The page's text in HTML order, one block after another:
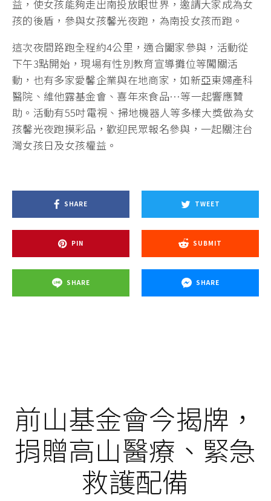
益，使女孩能夠走出南投放眼世界，邀請大家成為女
孩的後盾，參與女孩馨光夜跑，為南投女孩而跑。
這次夜間路跑全程約4公里，適合闔家參與，活動從
下午3點開始，現場有性別教育宣導攤位等闖關活
動，也有多家愛馨企業與在地商家，如新亞東婦產科
醫院、維他露基金會、喜年來食品…等一起響應贊
助。活動有55吋電視、掃地機器人等多樣大獎做為女
孩馨光夜跑摸彩品，歡迎民眾報名參與，一起關注台
灣女孩日及女孩權益。
SHARE TWEET
PIN SUBMIT
SHARE SHARE
前山基金會今揭牌，
捐贈高山醫療、緊急
救護配備